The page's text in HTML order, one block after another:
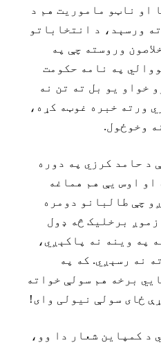
او ناټو ماموريت هم د
ورسېد، د انتخاباتو
وروسته چې په
په نامه حکومت
خواو يو بل ته تن نه
ورته خبره غوټه کړه،
وخوځول.
د حامد کرزي په دوره
او اوس يې هم هماغه
چې طالبانو دومره
برخليک څه ډول
په وينه نه پاکېږي،
نه رسېږي. که په
برخه هم سولې خواته
ځای سولې نيولی وای!
د کمپاين شعار دا وو،